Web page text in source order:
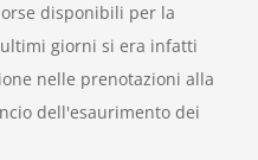
disponibili per la
giorni si era infatti
nelle prenotazioni alla
dell'esaurimento dei